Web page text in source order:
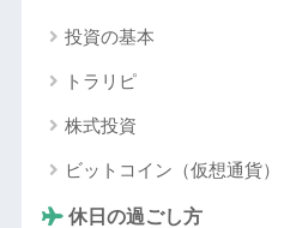
投資の基本
トラリピ
株式投資
ビットコイン（仮想通貨）
休日の過ごし方